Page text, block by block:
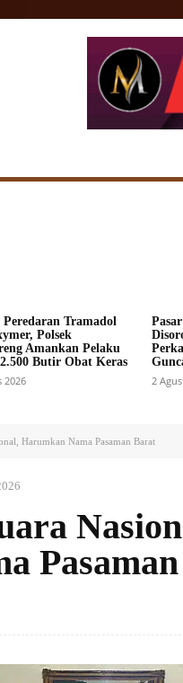
Peredaran Tramadol
Polsek
Amankan Pelaku
Butir Obat Keras
2026
2
Harumkan Nama Pasaman Barat